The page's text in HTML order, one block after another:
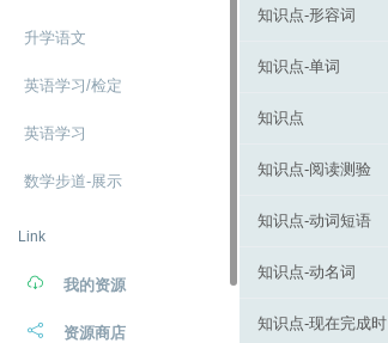
升学语文
英语学习/检定
英语学习
数学步道-展示
Link
我的资源
资源商店
知识点-形容词
知识点-单词
知识点
知识点-阅读测验
知识点-动词短语
知识点-动名词
知识点-现在完成时